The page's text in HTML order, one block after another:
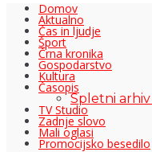
Domov
Aktualno
Čas in ljudje
Šport
Črna kronika
Gospodarstvo
Kultura
Časopis
Spletni
TV Studio
Zadnje slovo
Mali oglasi
Promocijsko besedilo